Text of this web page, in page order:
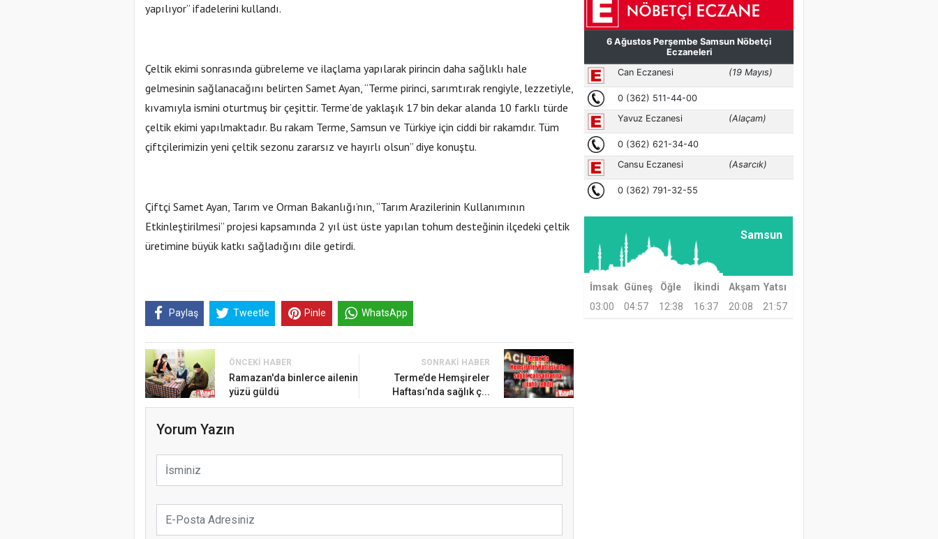
yapılıyor” ifadelerini kullandı.
Çeltik ekimi sonrasında gübreleme ve ilaçlama yapılarak pirincin daha sağlıklı hale
gelmesinin sağlanacağını belirten Samet Ayan, “Terme pirinci, sarımtırak rengiyle, lezzetiyle,
kıvamıyla ismini oturtmuş bir çeşittir. Terme’de yaklaşık 17 bin dekar alanda 10 farklı türde
çeltik ekimi yapılmaktadır. Bu rakam Terme, Samsun ve Türkiye için ciddi bir rakamdır. Tüm
çiftçilerimizin yeni çeltik sezonu zararsız ve hayırlı olsun” diye konuştu.
Çiftçi Samet Ayan, Tarım ve Orman Bakanlığı’nın, “Tarım Arazilerinin Kullanımının
Etkinleştirilmesi” projesi kapsamında 2 yıl üst üste yapılan tohum desteğinin ilçedeki çeltik
üretimine büyük katkı sağladığını dile getirdi.
Paylaş Tweetle Pinle WhatsApp
ÖNCEKI HABER
Ramazan'da binlerce ailenin
yüzü güldü
SONRAKI HABER
Terme’de Hemşireler
Haftası’nda sağlık ç...
Yorum Yazın
Samsun
İmsak Güneş Öğle İkindi Akşam Yatsı
03:00
04:57 12:38 16:37 20:08 21:57